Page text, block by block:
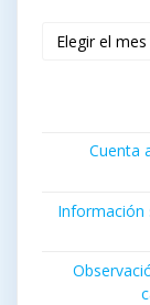
Cuenta
Información